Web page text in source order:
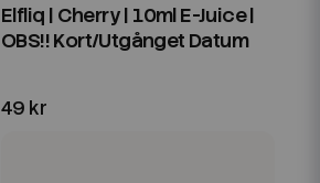
Elfliq | Cherry | 10ml E-Juice |
OBS!! Kort/Utgånget Datum
49 kr